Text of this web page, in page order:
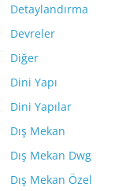
Detaylandırma
Devreler
Diğer
Dini Yapı
Dini Yapılar
Dış Mekan
Dış Mekan Dwg
Dış Mekan Özel